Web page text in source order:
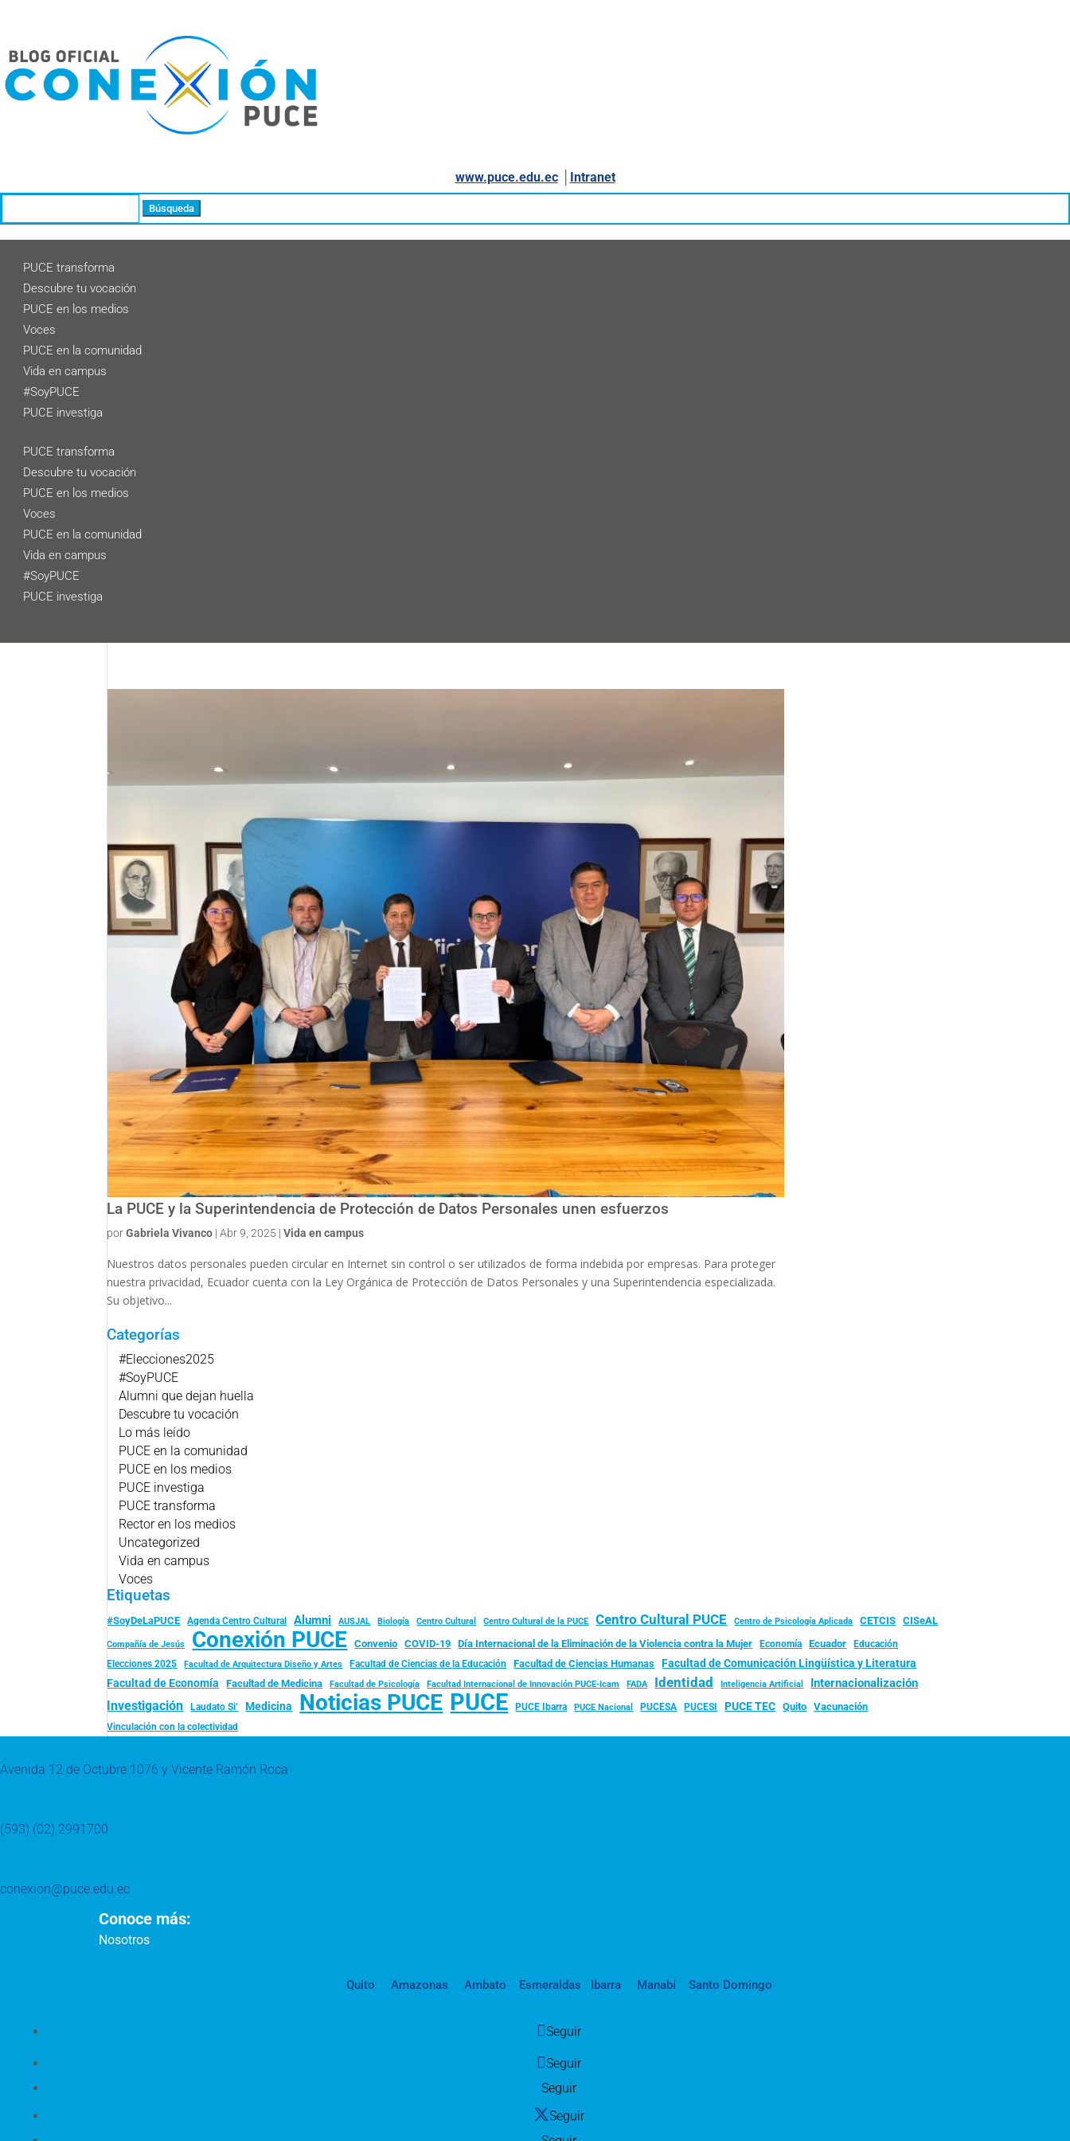
www.puce.edu.ec│ Intranet
PUCE transforma
Descubre tu vocación
PUCE en los medios
Voces
PUCE en la comunidad
Vida en campus
#SoyPUCE
PUCE investiga
PUCE transforma
Descubre tu vocación
PUCE en los medios
Voces
PUCE en la comunidad
Vida en campus
#SoyPUCE
PUCE investiga
La PUCE y la Superintendencia de Protección de Datos Personales unen esfuerzos
porGabriela Vivanco |Abr 9, 2025 |Vida en campus
Nuestros datos personales pueden circular en Internet sin control o ser utilizados de forma indebida por empresas. Para proteger
nuestra privacidad, Ecuador cuenta con la Ley Orgánica de Protección de Datos Personales y una Superintendencia especializada.
Su objetivo...
Categorías
#Elecciones2025
#SoyPUCE
Alumni que dejan huella
Descubre tu vocación
Lo más leído
PUCE en la comunidad
PUCE en los medios
PUCE investiga
PUCE transforma
Rector en los medios
Uncategorized
Vida en campus
Voces
Etiquetas
#SoyDeLaPUCE Agenda Centro Cultural Alumni AUSJAL Biología Centro Cultural Centro Cultural de la PUCE Centro Cultural PUCE Centro de Psicología Aplicada CETCIS CISeAL
Compañía de Jesús Conexión PUCE Convenio COVID-19 Día Internacional de la Eliminación de la Violencia contra la Mujer Economía Ecuador
Educación
Elecciones 2025
Facultad de Arquitectura Diseño y Artes Facultad de Ciencias de la Educación Facultad de Ciencias Humanas Facultad de Comunicación Lingüística y Literatura
Facultad de Economía Facultad de Medicina Facultad de Psicología Facultad Internacional de Innovación PUCE-Icam FADA Identidad Inteligencia Artificial Internacionalización
Investigación Laudato Si’ Medicina Noticias PUCE PUCE PUCE Ibarra PUCE Nacional PUCESA PUCESI PUCE TEC Quito Vacunación
Vinculación con la colectividad
Avenida 12 de Octubre 1076 y Vicente Ramón Roca
(593) (02) 2991700
conexion@puce.edu.ec
Conoce más:
Nosotros
Quito Amazonas Ambato Esmeraldas Ibarra Manabí Santo Domingo
Seguir
Seguir
Seguir
Seguir